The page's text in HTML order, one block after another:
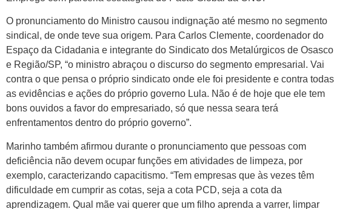
O pronunciamento do Ministro causou indignação até mesmo no segmento
sindical, de onde teve sua origem. Para Carlos Clemente, coordenador do
Espaço da Cidadania e integrante do Sindicato dos Metalúrgicos de Osasco
e Região/SP, “o ministro abraçou o discurso do segmento empresarial. Vai
contra o que pensa o próprio sindicato onde ele foi presidente e contra todas
as evidências e ações do próprio governo Lula. Não é de hoje que ele tem
bons ouvidos a favor do empresariado, só que nessa seara terá
enfrentamentos dentro do próprio governo”.
Marinho também afirmou durante o pronunciamento que pessoas com
deficiência não devem ocupar funções em atividades de limpeza, por
exemplo, caracterizando capacitismo. “Tem empresas que às vezes têm
dificuldade em cumprir as cotas, seja a cota PCD, seja a cota da
aprendizagem. Qual mãe vai querer que um filho aprenda a varrer, limpar